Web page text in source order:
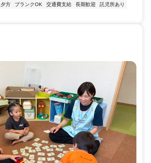
夕方 ブランクOK 交通費支給 長期歓迎
託児所あり